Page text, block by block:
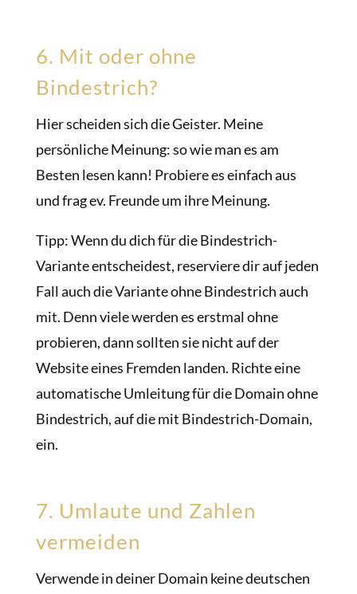
6. Mit oder ohne
Bindestrich?
Hier scheiden sich die Geister. Meine
persönliche Meinung: so wie man es am
Besten lesen kann! Probiere es einfach aus
und frag ev. Freunde um ihre Meinung.
Tipp: Wenn du dich für die Bindestrich-
Variante entscheidest, reserviere dir auf jeden
Fall auch die Variante ohne Bindestrich auch
mit. Denn viele werden es erstmal ohne
probieren, dann sollten sie nicht auf der
Website eines Fremden landen. Richte eine
automatische Umleitung für die Domain ohne
Bindestrich, auf die mit Bindestrich-Domain,
ein.
7. Umlaute und Zahlen
vermeiden
Verwende in deiner Domain keine deutschen